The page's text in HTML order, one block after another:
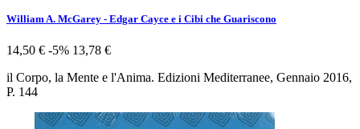
William A. McGarey - Edgar Cayce e i Cibi che Guariscono
14,50 € -5% 13,78 €
il Corpo, la Mente e l'Anima. Edizioni Mediterranee, Gennaio 2016,
P. 144